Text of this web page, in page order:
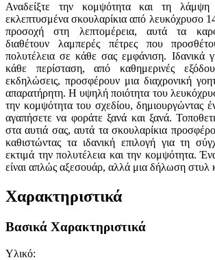
Αναδείξτε την κομψότητα και τη
εκλεπτυσμένα σκουλαρίκια από λευκόχρυσο
προσοχή στη λεπτομέρεια, αυτά τα
διαθέτουν λαμπερές πέτρες που
πολυτέλεια σε κάθε σας εμφάνιση. Ιδανικά
κάθε περίσταση, από καθημερινές
εκδηλώσεις, προσφέρουν μια διαχρονική
απαρατήρητη. Η υψηλή ποιότητα του
την κομψότητα του σχεδίου, δημιουργώντας
αγαπήσετε να φοράτε ξανά και ξανά.
στα αυτιά σας, αυτά τα σκουλαρίκια
καθιστώντας τα ιδανική επιλογή για τη
εκτιμά την πολυτέλεια και την κομψότητα.
είναι απλώς αξεσουάρ, αλλά μια δήλωση στυλ
Χαρακτηριστικά
Βασικά Χαρακτηριστικά
Υλικό: